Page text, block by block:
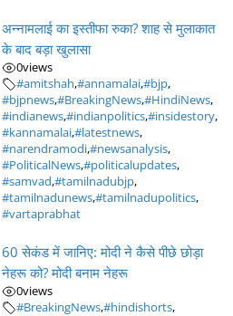
अन्नामलाई का इस्तीफा रुका? शाह से मुलाकात
के बाद बड़ा खुलासा
0views
#amitshah,#annamalai,#bjp,
#bjpnews,#BreakingNews,#HindiNews,
#indianews,#indianpolitics,#insidestory,
#kannamalai,#latestnews,
#narendramodi,#newsanalysis,
#PoliticalNews,#politicalupdates,
#samvad,#tamilnadubjp,
#tamilnadunews,#tamilnadupolitics,
#vartaprabhat
60 सेकंड में जानिए: मोदी ने कैसे पीछे छोड़ा
नेहरू को? मोदी बनाम नेहरू
0views
#BreakingNews,#hindishorts,